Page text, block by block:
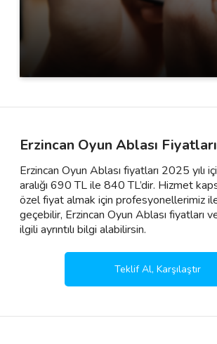
Erzincan Oyun Ablası
Erzincan Oyun Ablası fiyatları 2025 yılı
aralığı 690 TL ile 840 TL’dir. Hizmet
özel fiyat almak için profesyonellerimiz
geçebilir, Erzincan Oyun Ablası fiyatları
ilgili ayrıntılı bilgi alabilirsin.
Teklif Al, Karşılaştır